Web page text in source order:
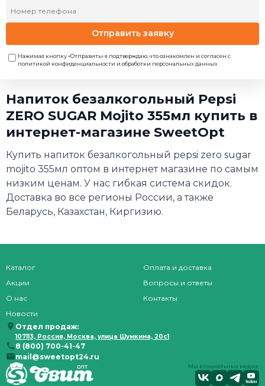
Отправить заявку
Нажимая кнопку «Отправить» я подтверждаю, что ознакомлен и согласен с
политикой конфиденциальности и обработки персональных данных
Напиток безалкогольный Pepsi
ZERO SUGAR Mojito 355мл купить в
интернет-магазине SweetOpt
Купить напиток безалкогольный pepsi zero sugar
mojito 355мл оптом в интернет магазине по самым
низким ценам. У нас гибкая система скидок.
Доставка во все регионы России, а также
Беларусь, Казахстан, Киргизию.
Каталог
Акции
О нас
Новости
Оплата и доставка
Вопросы и ответы
Контакты
Отдел продаж:
107113, Россия, Москва, улица Шумкина, 20с1
8 (800) 700-41-47
mail@sweetopt24.ru
Мы в социальных медиа: